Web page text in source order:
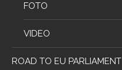
FOTO
VIDEO
ROAD TO EU PARLIAMENT